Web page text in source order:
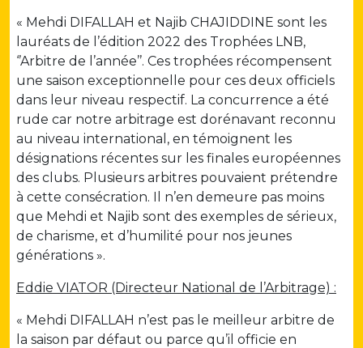
« Mehdi DIFALLAH et Najib CHAJIDDINE sont les
lauréats de l’édition 2022 des Trophées LNB,
‘’Arbitre de l’année’’. Ces trophées récompensent
une saison exceptionnelle pour ces deux officiels
dans leur niveau respectif. La concurrence a été
rude car notre arbitrage est dorénavant reconnu
au niveau international, en témoignent les
désignations récentes sur les finales européennes
des clubs. Plusieurs arbitres pouvaient prétendre
à cette consécration. Il n’en demeure pas moins
que Mehdi et Najib sont des exemples de sérieux,
de charisme, et d’humilité pour nos jeunes
générations ».
Eddie VIATOR (Directeur National de l’Arbitrage) :
« Mehdi DIFALLAH n’est pas le meilleur arbitre de
la saison par défaut ou parce qu’il officie en